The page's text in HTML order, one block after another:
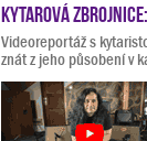
Kytarová
Videoreportáž s
znát z jeho působení v